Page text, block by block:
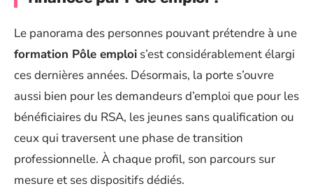
Le panorama des personnes pouvant prétendre à une
formation Pôle emploi s’est considérablement élargi
ces dernières années. Désormais, la porte s’ouvre
aussi bien pour les demandeurs d’emploi que pour les
bénéficiaires du RSA, les jeunes sans qualification ou
ceux qui traversent une phase de transition
professionnelle. À chaque profil, son parcours sur
mesure et ses dispositifs dédiés.